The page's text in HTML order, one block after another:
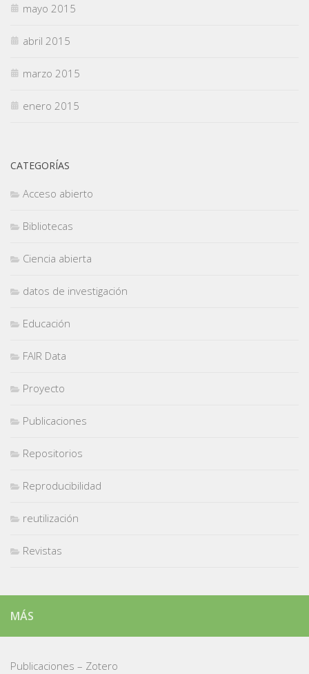
mayo 2015
abril 2015
marzo 2015
enero 2015
CATEGORÍAS
Acceso abierto
Bibliotecas
Ciencia abierta
datos de investigación
Educación
FAIR Data
Proyecto
Publicaciones
Repositorios
Reproducibilidad
reutilización
Revistas
MÁS
Publicaciones – Zotero